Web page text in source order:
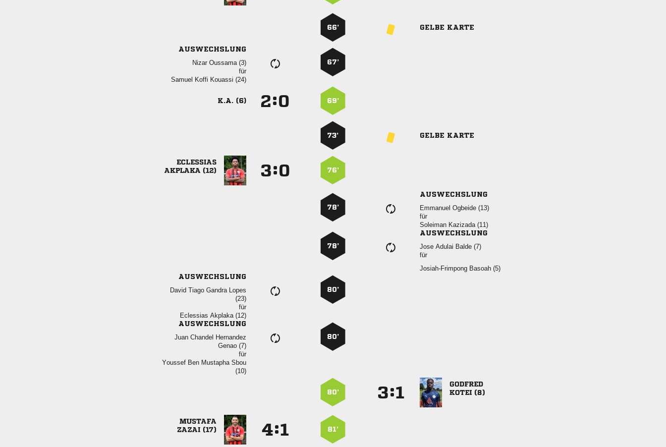
66’ GELBE KARTE
AUSWECHSLUNG
  
für
   
67’
K.A. (6) : 69’
73’ GELBE KARTE

 
: 76’
78’
AUSWECHSLUNG
  
für
  
78’
AUSWECHSLUNG
   
für
  
AUSWECHSLUNG
   

für
  
80’
AUSWECHSLUNG
  
 
für
   

80’
80’ :

 

 
: 81’